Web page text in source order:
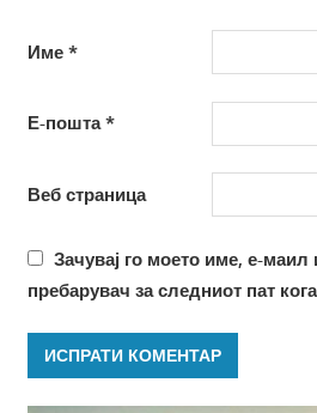
Име *
Е-пошта*
Веб страница
Зачувај го моето име, е-маил
пребарувач за следниот пат